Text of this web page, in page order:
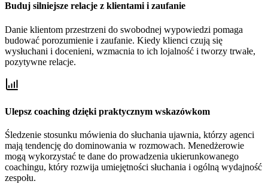
Buduj silniejsze relacje z klientami i zaufanie
Danie klientom przestrzeni do swobodnej wypowiedzi pomaga
budować porozumienie i zaufanie. Kiedy klienci czują się
wysłuchani i docenieni, wzmacnia to ich lojalność i tworzy trwałe,
pozytywne relacje.
Ulepsz coaching dzięki praktycznym wskazówkom
Śledzenie stosunku mówienia do słuchania ujawnia, którzy agenci
mają tendencję do dominowania w rozmowach. Menedżerowie
mogą wykorzystać te dane do prowadzenia ukierunkowanego
coachingu, który rozwija umiejętności słuchania i ogólną wydajność
zespołu.